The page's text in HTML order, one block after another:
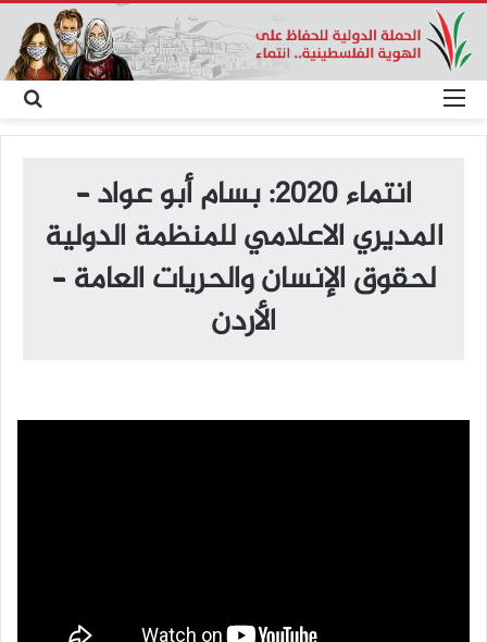
عن
انتماء 2020: بسام أبو عواد –
المديري الاعلامي للمنظمة الدولية
لحقوق الإنسان والحريات العامة –
الأردن